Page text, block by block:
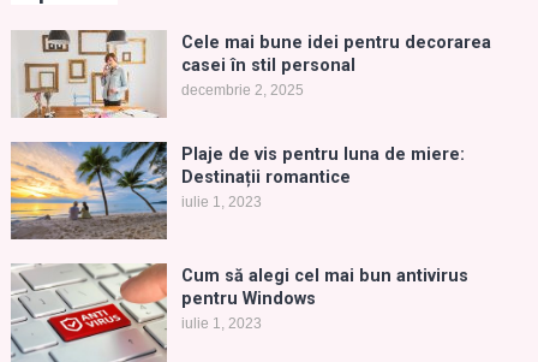
Cele mai bune idei pentru decorarea
casei în stil personal
decembrie 2, 2025
Plaje de vis pentru luna de miere:
Destinații romantice
iulie 1, 2023
Cum să alegi cel mai bun antivirus
pentru Windows
iulie 1, 2023